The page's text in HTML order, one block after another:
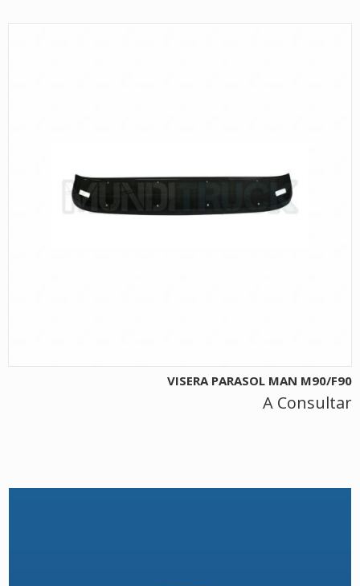
VISERA PARASOL MAN M90/F90
A Consultar